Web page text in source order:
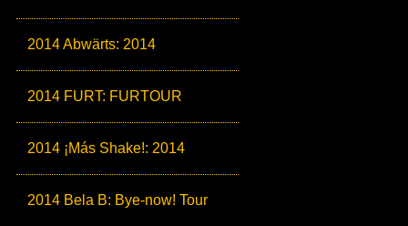
2014 Abwärts: 2014
2014 FURT: FURTOUR
2014 ¡Más Shake!: 2014
2014 Bela B: Bye-now! Tour